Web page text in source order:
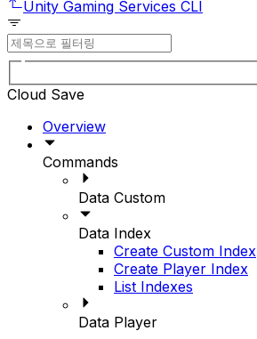
Unity Gaming Services CLI
Cloud Save
Overview
Commands
Data Custom
Data Index
Create Custom Index
Create Player Index
List Indexes
Data Player